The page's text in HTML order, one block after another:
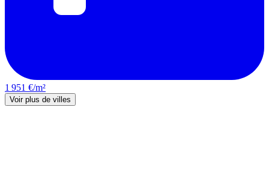
1 951 €/m²
Voir plus de villes